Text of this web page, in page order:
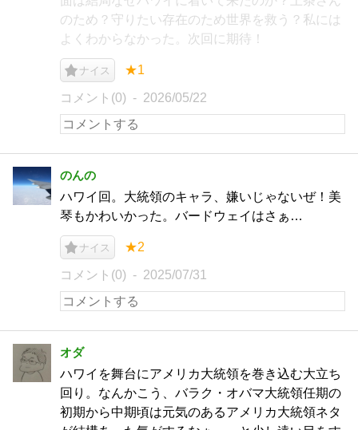
のため？守りたい存在のため世界を救う？私には
よくわからなかった。次回に期待！
ナイス ★1
コメント(0) 2026/05/22
のんの
ハワイ回。大統領のキャラ、嫌いじゃないぜ！美
琴もかわいかった。バードウェイはさぁ…
ナイス ★2
コメント(0) 2025/07/31
オダ
ハワイを舞台にアメリカ大統領を巻き込む大立ち
回り。なんかこう、バラク・オバマ大統領任期の
初期から中期頃は元気のあるアメリカ大統領ネタ